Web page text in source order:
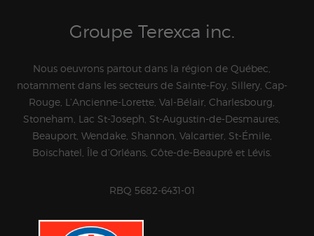
Groupe Terexca inc.
Nous oeuvrons partout dans la région de Québec,
notamment dans les secteurs de Sainte-Foy, Sillery, Cap-
Rouge, L’Ancienne-Lorette, Val-Bélair, Charlesbourg,
Stoneham, Lac St-Joseph, St-Augustin-de-Desmaures,
Beauport, Wendake, Shannon, Valcartier, St-Émile,
Boischatel, Île d’Orléans, Côte-de-Beaupré et Lévis.
RBQ 5682-6431-01